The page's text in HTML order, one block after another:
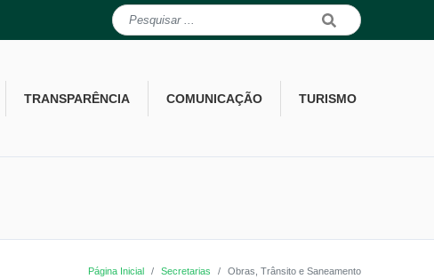
TRANSPARÊNCIA COMUNICAÇÃO TURISMO
Página Inicial Secretarias Obras, Trânsito e Saneamento